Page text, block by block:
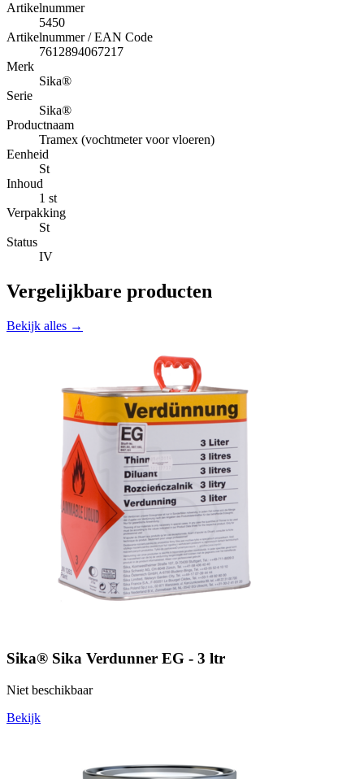
Artikelnummer
5450
Artikelnummer / EAN Code
7612894067217
Merk
Sika®
Serie
Sika®
Productnaam
Tramex (vochtmeter voor vloeren)
Eenheid
St
Inhoud
1 st
Verpakking
St
Status
IV
Vergelijkbare producten
Bekijk alles →
Sika® Sika Verdunner EG - 3 ltr
Niet beschikbaar
Bekijk